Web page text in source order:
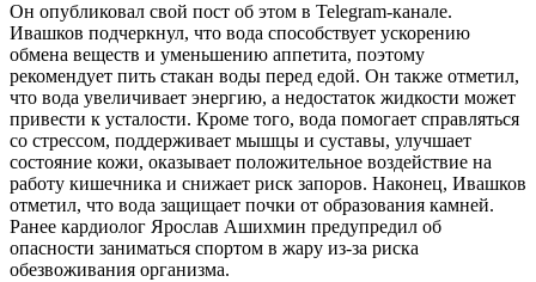
Он опубликовал свой пост об этом в Telegram-канале.
Ивашков подчеркнул, что вода способствует ускорению
обмена веществ и уменьшению аппетита, поэтому
рекомендует пить стакан воды перед едой. Он также отметил,
что вода увеличивает энергию, а недостаток жидкости может
привести к усталости. Кроме того, вода помогает справляться
со стрессом, поддерживает мышцы и суставы, улучшает
состояние кожи, оказывает положительное воздействие на
работу кишечника и снижает риск запоров. Наконец, Ивашков
отметил, что вода защищает почки от образования камней.
Ранее кардиолог Ярослав Ашихмин предупредил об
опасности заниматься спортом в жару из-за риска
обезвоживания организма.